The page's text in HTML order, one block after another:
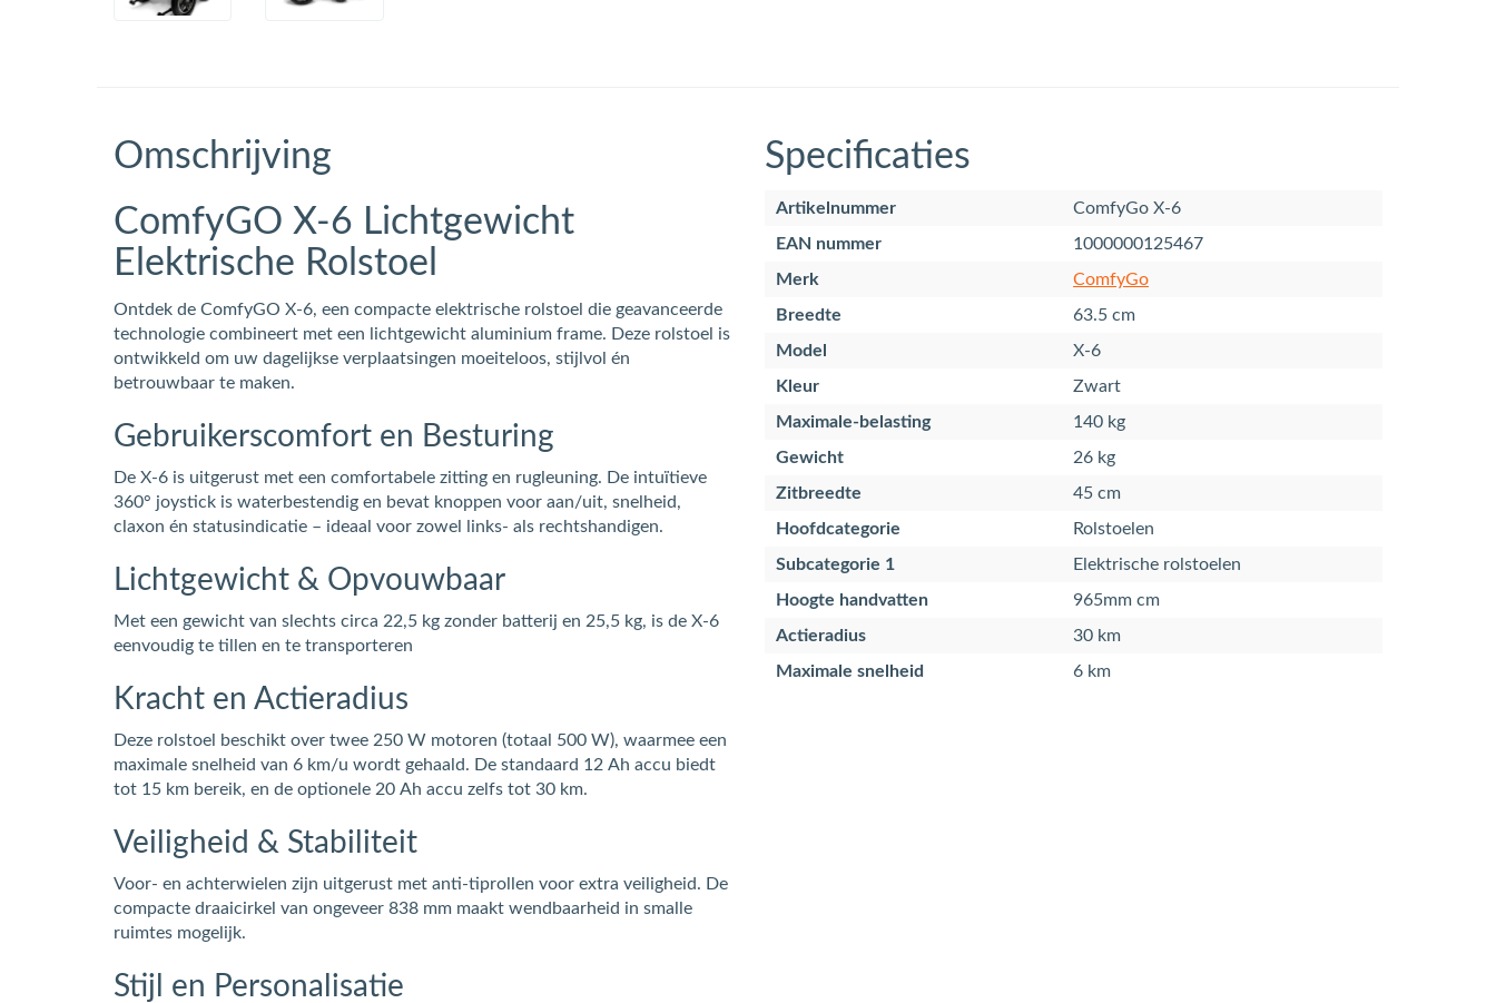
Omschrijving
ComfyGO X‑6 Lichtgewicht
Elektrische Rolstoel
Ontdek de ComfyGO X‑6, een compacte elektrische rolstoel die geavanceerde
technologie combineert met een lichtgewicht aluminium frame. Deze rolstoel is
ontwikkeld om uw dagelijkse verplaatsingen moeiteloos, stijlvol én
betrouwbaar te maken.
Gebruikerscomfort en Besturing
De X‑6 is uitgerust met een comfortabele zitting en rugleuning. De intuïtieve
360° joystick is waterbestendig en bevat knoppen voor aan/uit, snelheid,
claxon én statusindicatie – ideaal voor zowel links- als rechtshandigen.
Lichtgewicht & Opvouwbaar
Met een gewicht van slechts circa 22,5 kg zonder batterij en 25,5 kg, is de X‑6
eenvoudig te tillen en te transporteren
Kracht en Actieradius
Deze rolstoel beschikt over twee 250 W motoren (totaal 500 W), waarmee een
maximale snelheid van 6 km/u wordt gehaald. De standaard 12 Ah accu biedt
tot 15 km bereik, en de optionele 20 Ah accu zelfs tot 30 km.
Veiligheid & Stabiliteit
Voor- en achterwielen zijn uitgerust met anti-tiprollen voor extra veiligheid. De
compacte draaicirkel van ongeveer 838 mm maakt wendbaarheid in smalle
ruimtes mogelijk.
Stijl en Personalisatie
Specificaties
Artikelnummer
ComfyGo X-6
EAN nummer
1000000125467
Merk
ComfyGo
Breedte
63.5 cm
Model
X-6
Kleur
Zwart
Maximale-belasting
140 kg
Gewicht
26 kg
Zitbreedte
45 cm
Hoofdcategorie
Rolstoelen
Subcategorie 1
Elektrische rolstoelen
Hoogte handvatten
965mm cm
Actieradius
30 km
Maximale snelheid
6 km